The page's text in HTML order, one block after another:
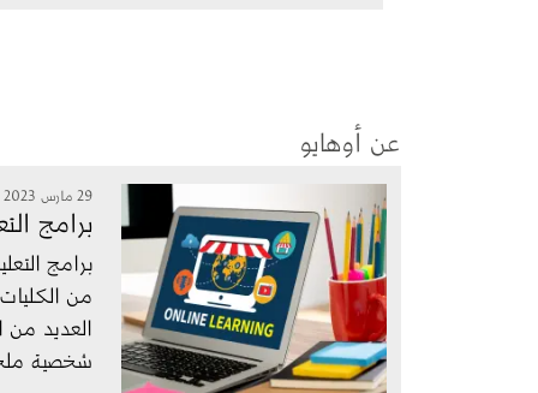
عن أوهايو
الصورة 29 مارس 2023
برامج
برامج
من
العديد من
شخصية